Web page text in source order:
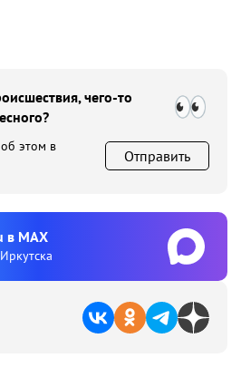
чего-то
этом в
Отправить
в MAX